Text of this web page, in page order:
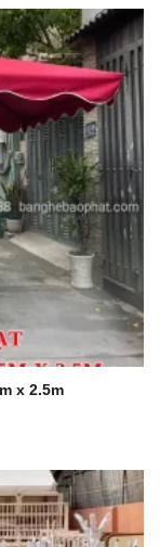
x 2.5m